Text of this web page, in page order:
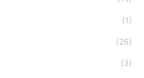
(1)
(26)
(3)